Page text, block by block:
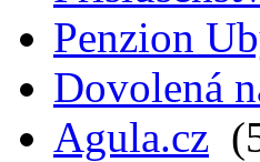
Penzion
Dovolená
Agula.cz